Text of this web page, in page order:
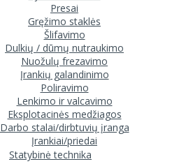
Presai
Gręžimo staklės
Šlifavimo
Dulkių / dūmų nutraukimo
Nuožulų frezavimo
Įrankių galandinimo
Poliravimo
Lenkimo ir valcavimo
Eksplotacinės medžiagos
Darbo stalai/dirbtuvių įranga
Įrankiai/priedai
Statybinė technika